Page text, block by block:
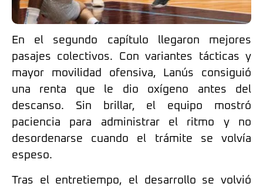
En el segundo capítulo llegaron mejores
pasajes colectivos. Con variantes tácticas y
mayor movilidad ofensiva, Lanús consiguió
una renta que le dio oxígeno antes del
descanso. Sin brillar, el equipo mostró
paciencia para administrar el ritmo y no
desordenarse cuando el trámite se volvía
espeso.
Tras el entretiempo, el desarrollo se volvió